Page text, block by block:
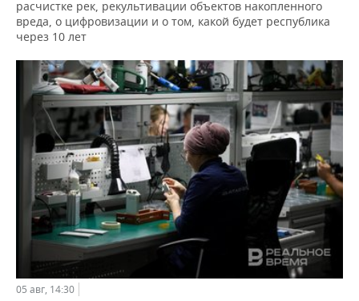
расчистке рек, рекультивации объектов накопленного
вреда, о цифровизации и о том, какой будет республика
через 10 лет
05 авг, 14:30